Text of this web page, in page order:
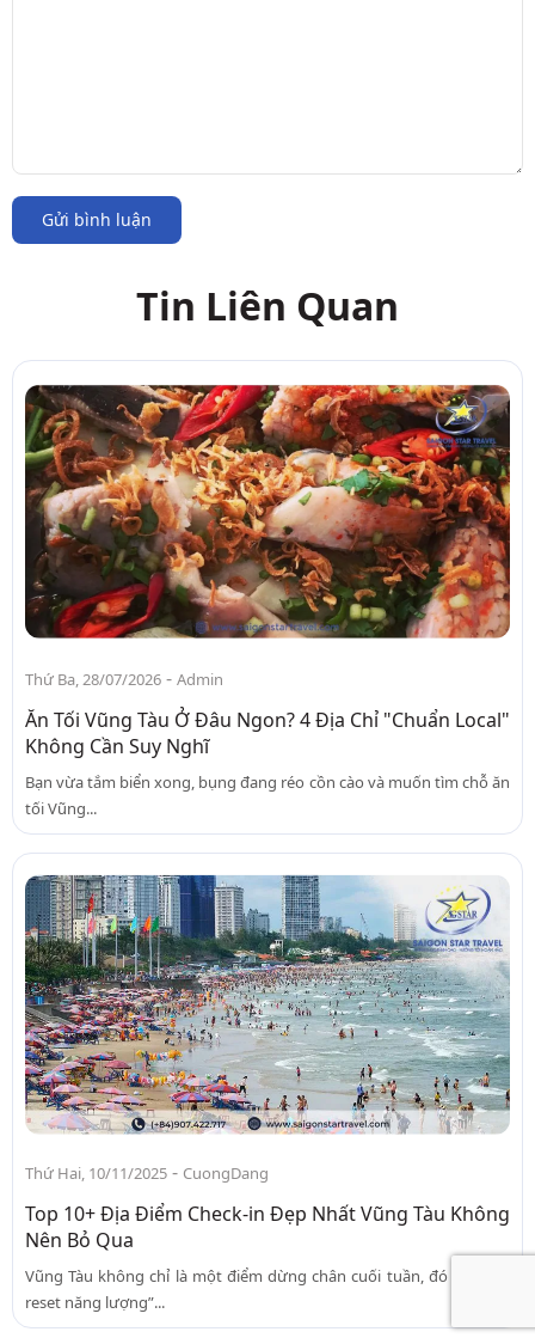
Gửi bình luận
Tin Liên Quan
Thứ Ba, 28/07/2026 - Admin
Ăn Tối Vũng Tàu Ở Đâu Ngon? 4 Địa Chỉ "Chuẩn Local"
Không Cần Suy Nghĩ
Bạn vừa tắm biển xong, bụng đang réo cồn cào và muốn tìm chỗ ăn
tối Vũng...
Thứ Hai, 10/11/2025 - CuongDang
Top 10+ Địa Điểm Check-in Đẹp Nhất Vũng Tàu Không
Nên Bỏ Qua
Vũng Tàu không chỉ là một điểm dừng chân cuối tuần, đó là “điểm
reset năng lượng”...